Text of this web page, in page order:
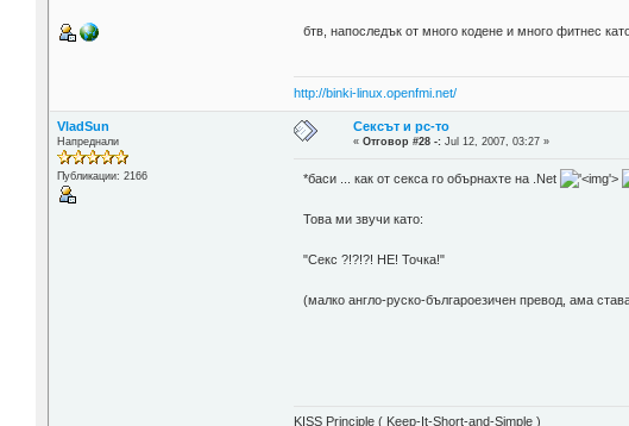
бтв, напоследък от много кодене и много фитнес
http://binki-linux.openfmi.net/
VladSun
Напреднали
Публикации: 2166
Сексът и pc-то
«Отговор #28 -: Jul 12, 2007, 03:27 »
*баси ... как от секса го обърнахте на .Net '>
Това ми звучи като:
"Секс ?!?!?! НЕ! Точка!"
(малко англо-руско-българоезичен превод, ама
KISS Principle ( Keep-It-Short-and-Simple )